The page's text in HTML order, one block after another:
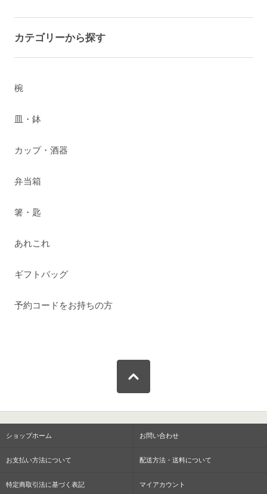
カテゴリーから探す
椀
皿・鉢
カップ・酒器
弁当箱
箸・匙
あれこれ
ギフトバッグ
予約コードをお持ちの方
ショップホーム お問い合わせ
お支払い方法について 配送方法・送料について
特定商取引法に基づく表記 マイアカウント